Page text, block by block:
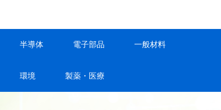
半導体 電子部品 一般材料
環境 製薬・医療